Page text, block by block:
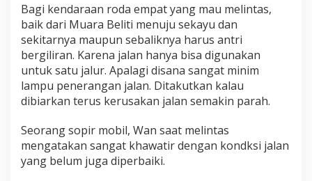
i
p
e
r
b
a
i
k
Bagi kendaraan roda empat yang mau melintas,
baik dari Muara Beliti menuju sekayu dan
sekitarnya maupun sebaliknya harus antri
bergiliran. Karena jalan hanya bisa digunakan
untuk satu jalur. Apalagi disana sangat minim
lampu penerangan jalan. Ditakutkan kalau
dibiarkan terus kerusakan jalan semakin parah.
Seorang sopir mobil, Wan saat melintas
mengatakan sangat khawatir dengan kondksi jalan
yang belum juga diperbaiki.